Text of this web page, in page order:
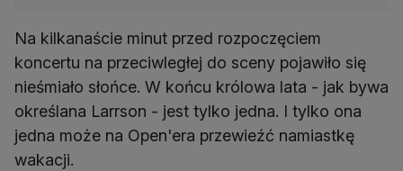
Na kilkanaście minut przed rozpoczęciem
koncertu na przeciwległej do sceny pojawiło się
nieśmiało słońce. W końcu królowa lata - jak bywa
określana Larrson - jest tylko jedna. I tylko ona
jedna może na Open'era przewieźć namiastkę
wakacji.